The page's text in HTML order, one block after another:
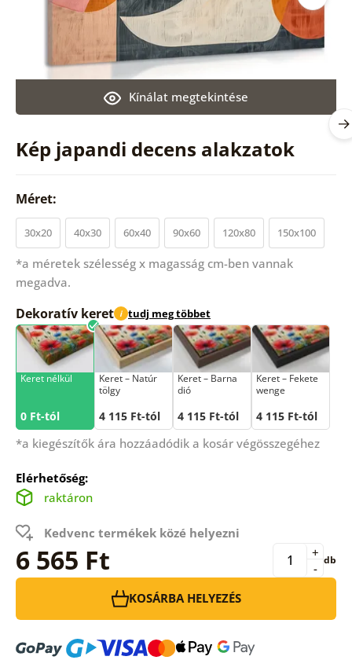
Kép japandi decens alakzatok
Kínálat megtekintése
Méret:
30x20 40x30 60x40 90x60 120x80 150x100
*a méretek szélesség x magasság cm-ben vannak
megadva.
Dekoratív keret i tudj meg többet
Keret nélkül
0 Ft-tól
Keret – Natúr
tölgy
4 115 Ft-tól
Keret – Barna
dió
4 115 Ft-tól
Keret – Fekete
wenge
4 115 Ft-tól
*a kiegészítők ára hozzáadódik a kosár végösszegéhez
Elérhetőség:
raktáron
Kedvenc termékek közé helyezni
6 565 Ft -
+ db
KOSÁRBA HELYEZÉS